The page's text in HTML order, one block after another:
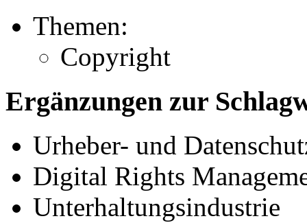
Themen:
Copyright
Ergänzungen zur
Urheber- und
Digital Rights
Unterhaltungsindustrie